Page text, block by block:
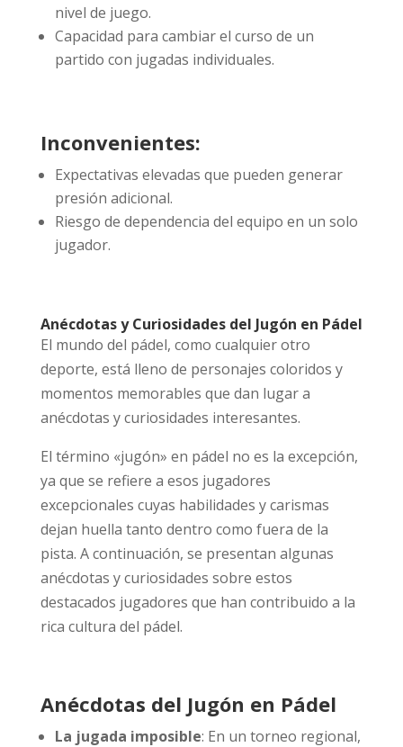
nivel de juego.
Capacidad para cambiar el curso de un
partido con jugadas individuales.
Inconvenientes:
Expectativas elevadas que pueden generar
presión adicional.
Riesgo de dependencia del equipo en un solo
jugador.
Anécdotas y Curiosidades del Jugón en Pádel
El mundo del pádel, como cualquier otro
deporte, está lleno de personajes coloridos y
momentos memorables que dan lugar a
anécdotas y curiosidades interesantes.
El término «jugón» en pádel no es la excepción,
ya que se refiere a esos jugadores
excepcionales cuyas habilidades y carismas
dejan huella tanto dentro como fuera de la
pista. A continuación, se presentan algunas
anécdotas y curiosidades sobre estos
destacados jugadores que han contribuido a la
rica cultura del pádel.
Anécdotas del Jugón en Pádel
La jugada imposible: En un torneo regional,